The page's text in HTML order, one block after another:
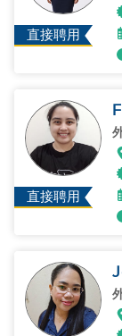
直接聘用
直接聘用